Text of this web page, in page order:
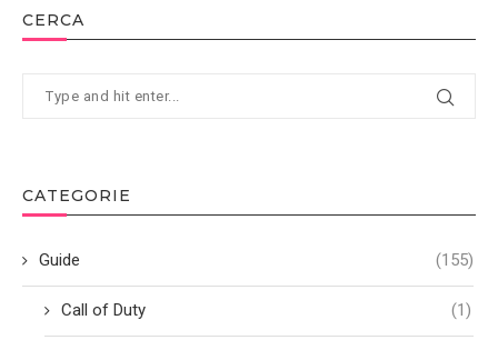
CERCA
CATEGORIE
Guide (155)
Call of Duty (1)